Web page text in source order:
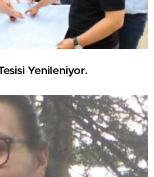
Yenileniyor.